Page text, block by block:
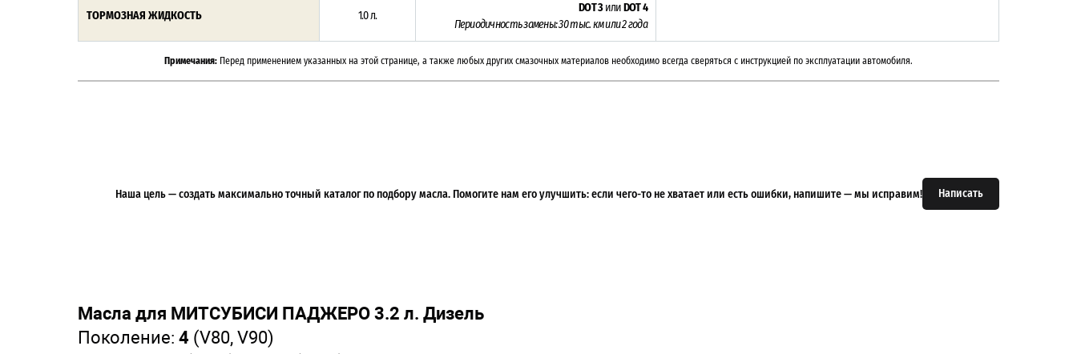
ТОРМОЗНАЯ ЖИДКОСТЬ 1.0 л.
DOT 3илиDOT 4
Периодичность замены:30 тыс. км или 2 года
Примечания: Перед применением указанных на этой странице, а также любых других смазочных материалов необходимо всегда сверяться с инструкцией по эксплуатации автомобиля.
Написать
Наша цель — создать максимально точный каталог по подбору масла. Помогите нам его улучшить: если чего-то не хватает или есть ошибки, напишите — мы исправим!
Масла для МИТСУБИСИ ПАДЖЕРО 3.2 л. Дизель
Поколение: 4 (V80, V90)